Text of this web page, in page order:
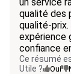
qualité des
qualité-prix.
expérience
confiance
Ce résumé
Utile ?
Oui